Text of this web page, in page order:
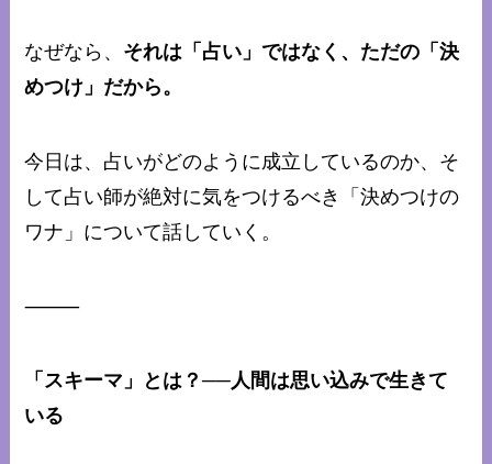
なぜなら、 それは「占い」ではなく、ただの「決
めつけ」だから。
今日は、占いがどのように成立しているのか、そ
して占い師が絶対に気をつけるべき「決めつけの
ワナ」について話していく。
⸻
「スキーマ」とは？──人間は思い込みで生きて
いる